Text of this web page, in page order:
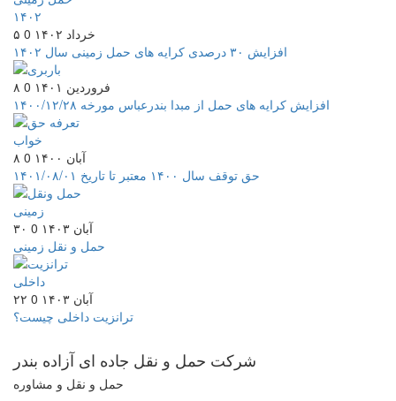
۵ خرداد ۱۴۰۲
0
افزایش ۳۰ درصدی کرایه های حمل زمینی سال ۱۴۰۲
۸ فروردین ۱۴۰۱
0
افزایش کرایه های حمل از مبدا بندرعباس مورخه ۱۴۰۰/۱۲/۲۸
۸ آبان ۱۴۰۰
0
حق توقف سال ۱۴۰۰ معتبر تا تاریخ ۱۴۰۱/۰۸/۰۱
۳۰ آبان ۱۴۰۳
0
حمل و نقل زمینی
۲۲ آبان ۱۴۰۳
0
ترانزیت داخلی چیست؟
شرکت حمل و نقل جاده ایآزاده بندر
حمل و نقل و مشاوره